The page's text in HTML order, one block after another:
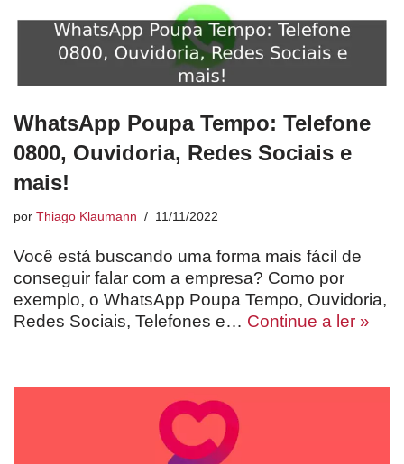
WhatsApp Poupa Tempo: Telefone
0800, Ouvidoria, Redes Sociais e
mais!
por Thiago Klaumann 11/11/2022
Você está buscando uma forma mais fácil de
conseguir falar com a empresa? Como por
exemplo, o WhatsApp Poupa Tempo, Ouvidoria,
Redes Sociais, Telefones e… Continue a ler »